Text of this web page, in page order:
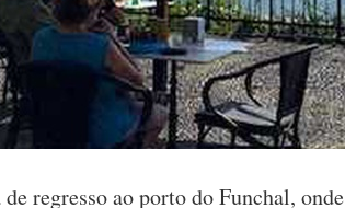
regresso ao porto do Funchal, onde